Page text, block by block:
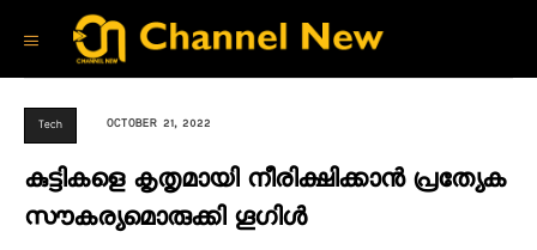
Tech OCTOBER 21, 2022
കുട്ടികളെ കൃതൃമായി നീരിക്ഷിക്കാൻ പ്രത്യേക
സൗകര്യമൊരുക്കി ഗൂഗിൾ